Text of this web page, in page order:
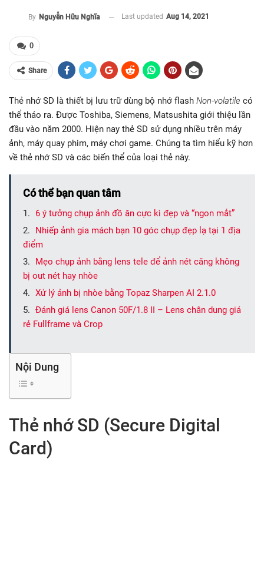
By Nguyễn Hữu Nghĩa Last updated Aug 14, 2021
0
Share
Thẻ nhớ SD là thiết bị lưu trữ dùng bộ nhớ flash Non-volatile có
thể tháo ra. Được Toshiba, Siemens, Matsushita giới thiệu lần
đầu vào năm 2000. Hiện nay thẻ SD sử dụng nhiều trên máy
ảnh, máy quay phim, máy chơi game. Chúng ta tìm hiểu kỹ hơn
về thẻ nhớ SD và các biến thể của loại thẻ này.
Có thể bạn quan tâm
6 ý tưởng chụp ảnh đồ ăn cực kì đẹp và “ngon mắt”
Nhiếp ảnh gia mách bạn 10 góc chụp đẹp lạ tại 1 địa
điểm
Mẹo chụp ảnh bằng lens tele để ảnh nét căng không
bị out nét hay nhòe
Xử lý ảnh bị nhòe bằng Topaz Sharpen AI 2.1.0
Đánh giá lens Canon 50F/1.8 II – Lens chân dung giá
rẻ Fullframe và Crop
Nội Dung
Thẻ nhớ SD (Secure Digital
Card)